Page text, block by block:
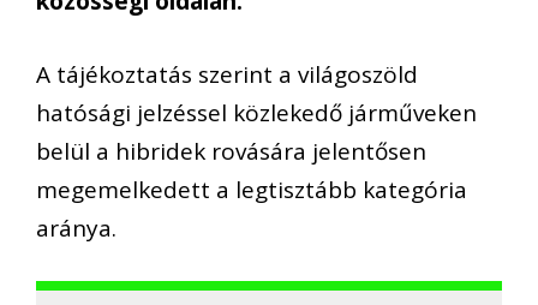
A tájékoztatás szerint a világoszöld
hatósági jelzéssel közlekedő járműveken
belül a hibridek rovására jelentősen
megemelkedett a legtisztább kategória
aránya.